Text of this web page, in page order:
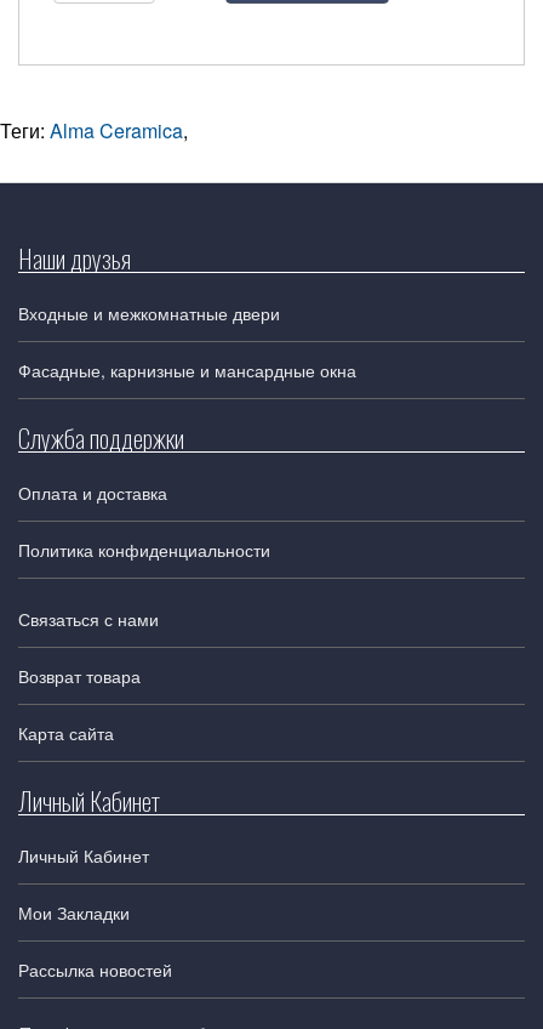
Теги: Alma Ceramica,
Наши друзья
Входные и межкомнатные двери
Фасадные, карнизные и мансардные окна
Служба поддержки
Оплата и доставка
Политика конфиденциальности
Связаться с нами
Возврат товара
Карта сайта
Личный Кабинет
Личный Кабинет
Мои Закладки
Рассылка новостей